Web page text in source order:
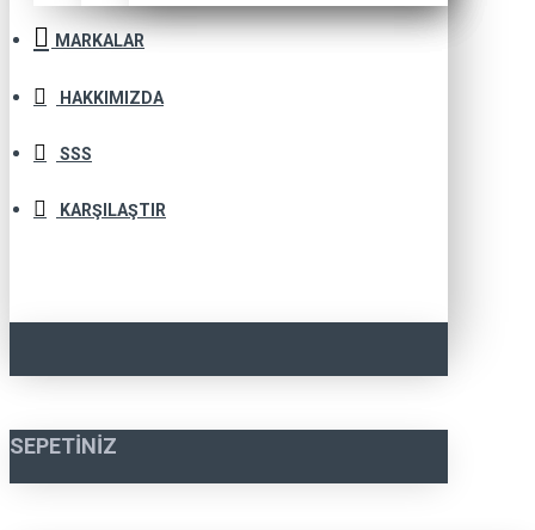
MARKALAR
HAKKIMIZDA
SSS
KARŞILAŞTIR
SEPETINIZ